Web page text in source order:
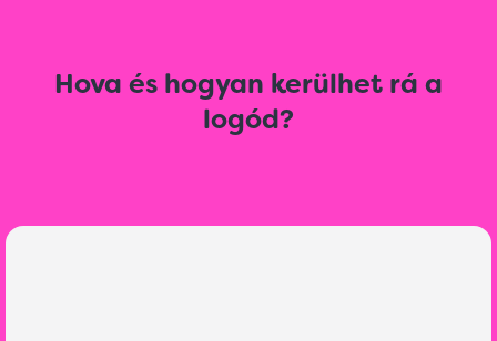
Hova és hogyan kerülhet rá a
logód?